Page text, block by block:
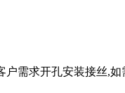
需求开孔安装接丝,